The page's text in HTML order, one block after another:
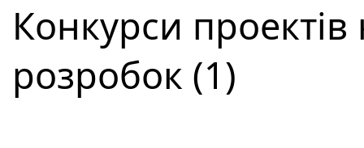
Конкурси
розробок (1)